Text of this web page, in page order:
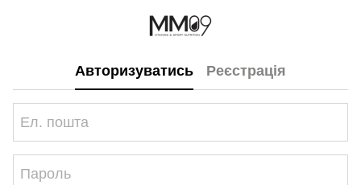
Авторизуватись Реєстрація